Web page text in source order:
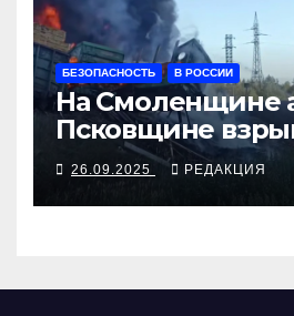
БЕЗОПАСНОСТЬ В РОССИИ
На Смоленщине
Псковщине
26.09.2025 РЕДАКЦИЯ